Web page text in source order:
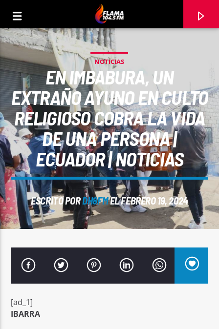
CANCIÓN ACTUAL
TÍTULO
ARTISTA
Señal FM
NOTICIAS
EN IMBABURA, UN
EXTRAÑO AYUNO EN CULTO
RELIGIOSO COBRA LA VIDA
DE UNA PERSONA |
ECUADOR | NOTICIAS
ESCRITO PORDH8FMEL FEBRERO 19, 2024
[ad_1]
IBARRA